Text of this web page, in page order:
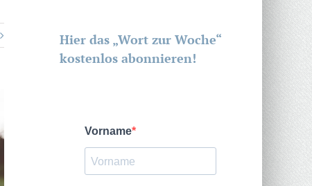
Hier das „Wort zur Woche“
kostenlos abonnieren!